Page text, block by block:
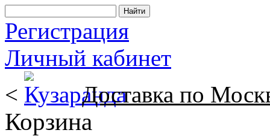
Регистрация
Личный кабинет
<
Доставка по
Корзина